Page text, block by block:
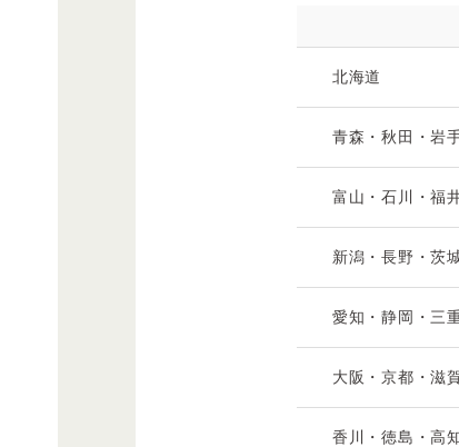
北海道
青森・秋田・岩
富山・石川・福
新潟・長野・茨
愛知・静岡・三
大阪・京都・滋
香川・徳島・高